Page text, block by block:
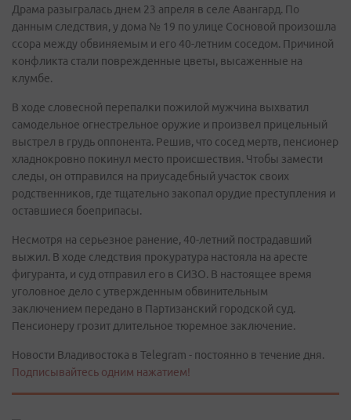
Драма разыгралась днем 23 апреля в селе Авангард. По
данным следствия, у дома № 19 по улице Сосновой произошла
ссора между обвиняемым и его 40-летним соседом. Причиной
конфликта стали поврежденные цветы, высаженные на
клумбе.
В ходе словесной перепалки пожилой мужчина выхватил
самодельное огнестрельное оружие и произвел прицельный
выстрел в грудь оппонента. Решив, что сосед мертв, пенсионер
хладнокровно покинул место происшествия. Чтобы замести
следы, он отправился на приусадебный участок своих
родственников, где тщательно закопал орудие преступления и
оставшиеся боеприпасы.
Несмотря на серьезное ранение, 40-летний пострадавший
выжил. В ходе следствия прокуратура настояла на аресте
фигуранта, и суд отправил его в СИЗО. В настоящее время
уголовное дело с утвержденным обвинительным
заключением передано в Партизанский городской суд.
Пенсионеру грозит длительное тюремное заключение.
Новости Владивостока в Telegram - постоянно в течение дня.
Подписывайтесь одним нажатием!